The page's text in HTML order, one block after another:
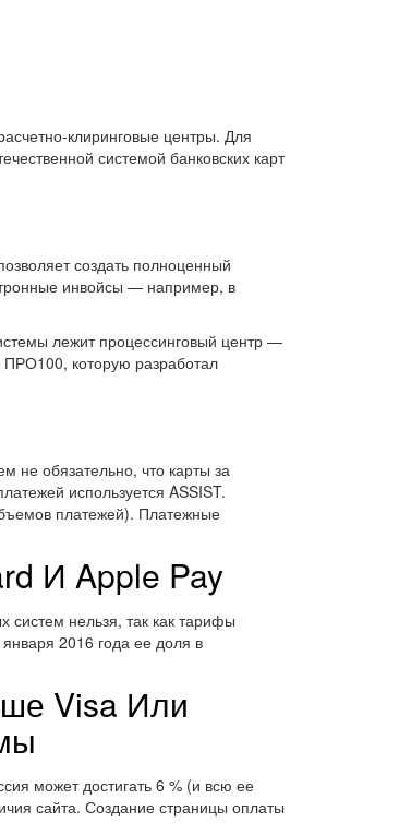
клиринговые центры. Для
системой банковских карт
создать полноценный
инвойсы — например, в
лежит процессинговый центр —
ПРО100, которую разработал
не обязательно, что карты за
используется ASSIST.
платежей). Платежные
И Apple Pay
систем нельзя, так как тарифы
2016 года ее доля в
Visa Или
может достигать 6 % (и всю ее
сайта. Создание страницы оплаты